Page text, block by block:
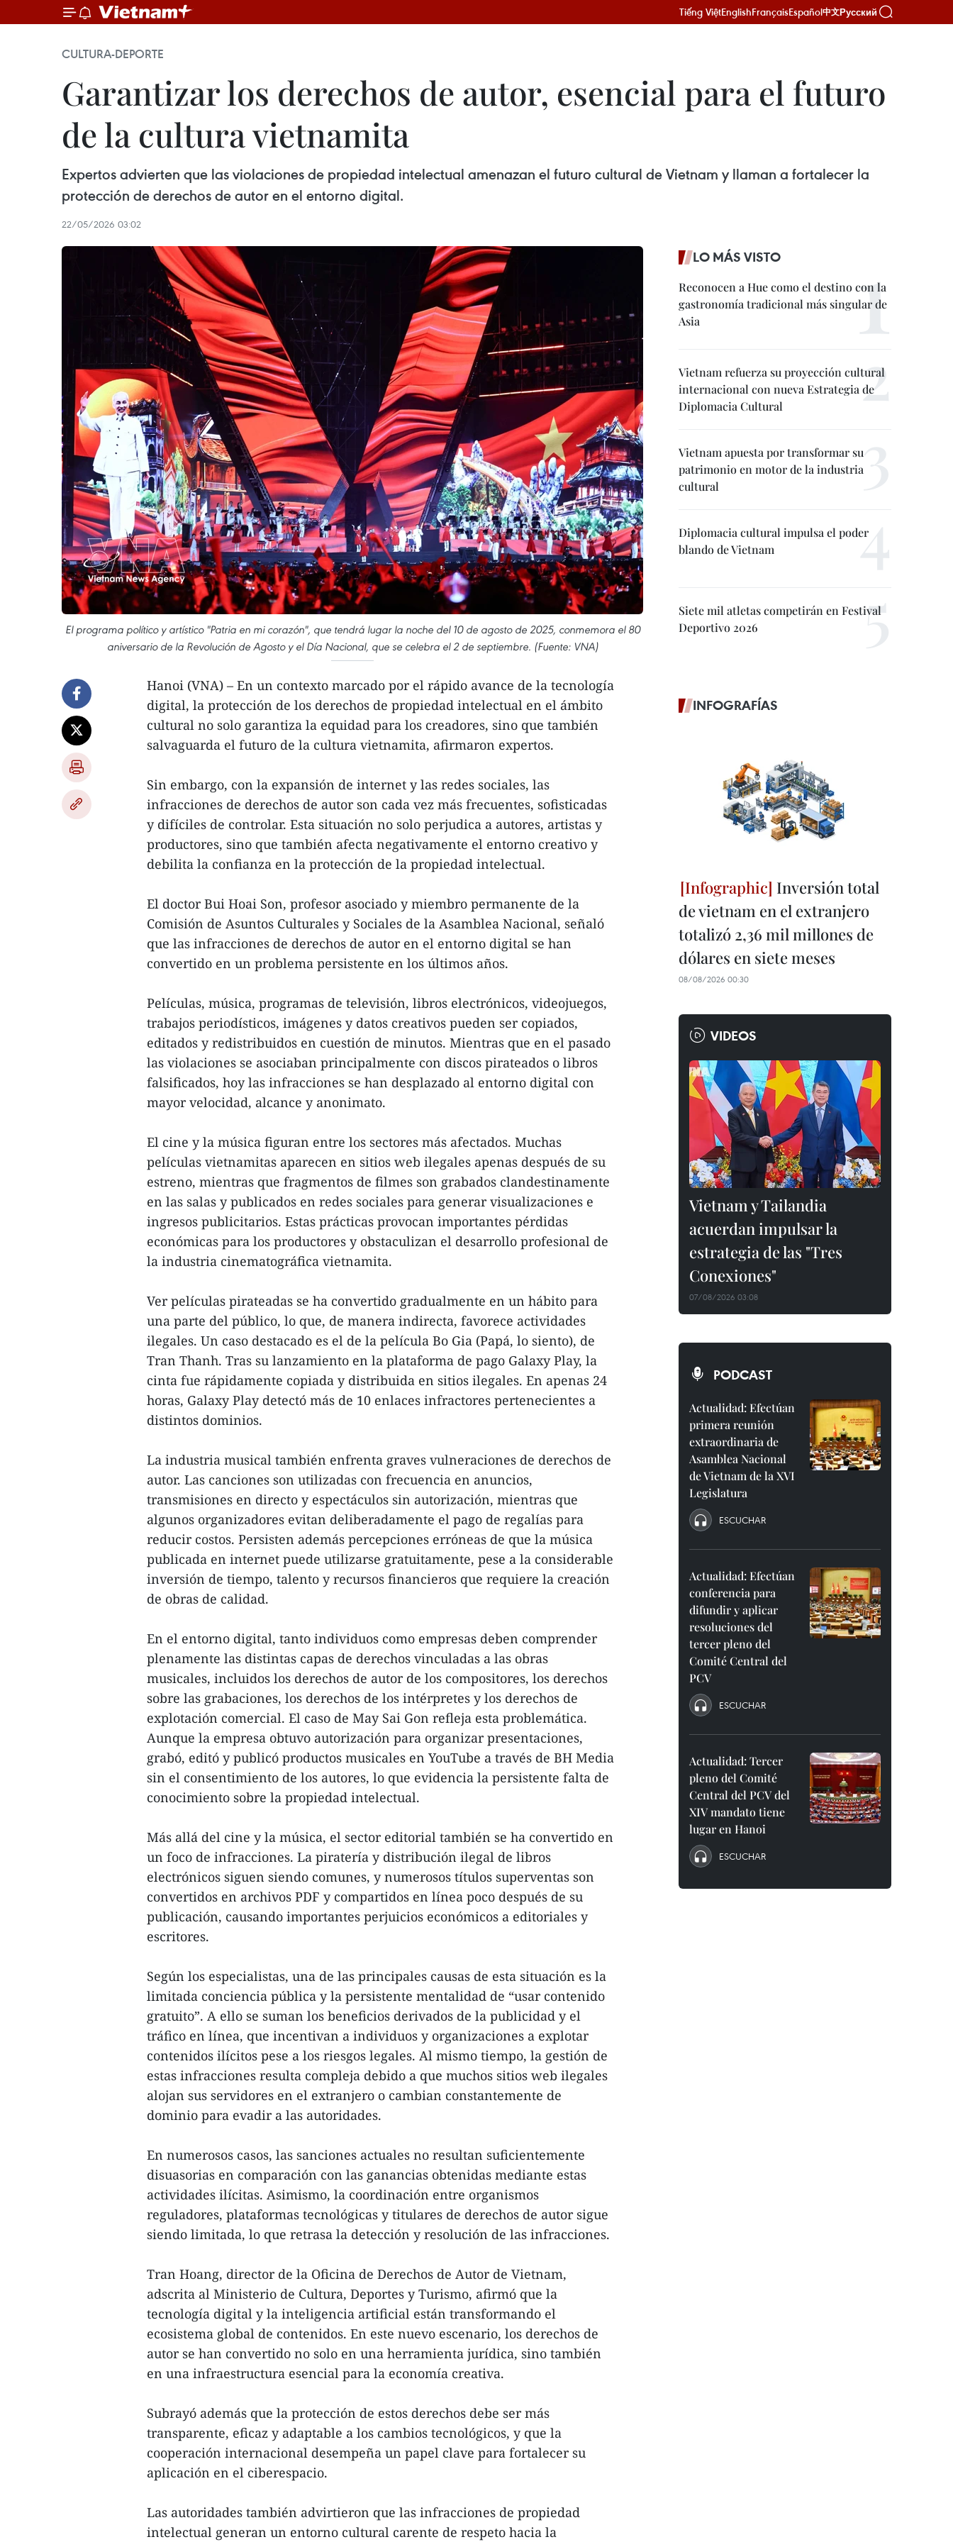
Tiếng ViệtEnglishFrançaisEspañol中文Русский
CULTURA-DEPORTE
Garantizar los derechos de autor, esencial para el futuro
de la cultura vietnamita
Expertos advierten que las violaciones de propiedad intelectual amenazan el futuro cultural de Vietnam y llaman a fortalecer la
protección de derechos de autor en el entorno digital.
22/05/2026 03:02
El programa político y artístico "Patria en mi corazón", que tendrá lugar la noche del 10 de agosto de 2025, conmemora el 80
aniversario de la Revolución de Agosto y el Día Nacional, que se celebra el 2 de septiembre. (Fuente: VNA)
Hanoi (VNA) – En un contexto marcado por el rápido avance de la tecnología
digital, la protección de los derechos de propiedad intelectual en el ámbito
cultural no solo garantiza la equidad para los creadores, sino que también
salvaguarda el futuro de la cultura vietnamita, afirmaron expertos.
Sin embargo, con la expansión de internet y las redes sociales, las
infracciones de derechos de autor son cada vez más frecuentes, sofisticadas
y difíciles de controlar. Esta situación no solo perjudica a autores, artistas y
productores, sino que también afecta negativamente el entorno creativo y
debilita la confianza en la protección de la propiedad intelectual.
El doctor Bui Hoai Son, profesor asociado y miembro permanente de la
Comisión de Asuntos Culturales y Sociales de la Asamblea Nacional, señaló
que las infracciones de derechos de autor en el entorno digital se han
convertido en un problema persistente en los últimos años.
Películas, música, programas de televisión, libros electrónicos, videojuegos,
trabajos periodísticos, imágenes y datos creativos pueden ser copiados,
editados y redistribuidos en cuestión de minutos. Mientras que en el pasado
las violaciones se asociaban principalmente con discos pirateados o libros
falsificados, hoy las infracciones se han desplazado al entorno digital con
mayor velocidad, alcance y anonimato.
El cine y la música figuran entre los sectores más afectados. Muchas
películas vietnamitas aparecen en sitios web ilegales apenas después de su
estreno, mientras que fragmentos de filmes son grabados clandestinamente
en las salas y publicados en redes sociales para generar visualizaciones e
ingresos publicitarios. Estas prácticas provocan importantes pérdidas
económicas para los productores y obstaculizan el desarrollo profesional de
la industria cinematográfica vietnamita.
Ver películas pirateadas se ha convertido gradualmente en un hábito para
una parte del público, lo que, de manera indirecta, favorece actividades
ilegales. Un caso destacado es el de la película Bo Gia (Papá, lo siento), de
Tran Thanh. Tras su lanzamiento en la plataforma de pago Galaxy Play, la
cinta fue rápidamente copiada y distribuida en sitios ilegales. En apenas 24
horas, Galaxy Play detectó más de 10 enlaces infractores pertenecientes a
distintos dominios.
La industria musical también enfrenta graves vulneraciones de derechos de
autor. Las canciones son utilizadas con frecuencia en anuncios,
transmisiones en directo y espectáculos sin autorización, mientras que
algunos organizadores evitan deliberadamente el pago de regalías para
reducir costos. Persisten además percepciones erróneas de que la música
publicada en internet puede utilizarse gratuitamente, pese a la considerable
inversión de tiempo, talento y recursos financieros que requiere la creación
de obras de calidad.
En el entorno digital, tanto individuos como empresas deben comprender
plenamente las distintas capas de derechos vinculadas a las obras
musicales, incluidos los derechos de autor de los compositores, los derechos
sobre las grabaciones, los derechos de los intérpretes y los derechos de
explotación comercial. El caso de May Sai Gon refleja esta problemática.
Aunque la empresa obtuvo autorización para organizar presentaciones,
grabó, editó y publicó productos musicales en YouTube a través de BH Media
sin el consentimiento de los autores, lo que evidencia la persistente falta de
conocimiento sobre la propiedad intelectual.
Más allá del cine y la música, el sector editorial también se ha convertido en
un foco de infracciones. La piratería y distribución ilegal de libros
electrónicos siguen siendo comunes, y numerosos títulos superventas son
convertidos en archivos PDF y compartidos en línea poco después de su
publicación, causando importantes perjuicios económicos a editoriales y
escritores.
Según los especialistas, una de las principales causas de esta situación es la
limitada conciencia pública y la persistente mentalidad de “usar contenido
gratuito”. A ello se suman los beneficios derivados de la publicidad y el
tráfico en línea, que incentivan a individuos y organizaciones a explotar
contenidos ilícitos pese a los riesgos legales. Al mismo tiempo, la gestión de
estas infracciones resulta compleja debido a que muchos sitios web ilegales
alojan sus servidores en el extranjero o cambian constantemente de
dominio para evadir a las autoridades.
En numerosos casos, las sanciones actuales no resultan suficientemente
disuasorias en comparación con las ganancias obtenidas mediante estas
actividades ilícitas. Asimismo, la coordinación entre organismos
reguladores, plataformas tecnológicas y titulares de derechos de autor sigue
siendo limitada, lo que retrasa la detección y resolución de las infracciones.
Tran Hoang, director de la Oficina de Derechos de Autor de Vietnam,
adscrita al Ministerio de Cultura, Deportes y Turismo, afirmó que la
tecnología digital y la inteligencia artificial están transformando el
ecosistema global de contenidos. En este nuevo escenario, los derechos de
autor se han convertido no solo en una herramienta jurídica, sino también
en una infraestructura esencial para la economía creativa.
Subrayó además que la protección de estos derechos debe ser más
transparente, eficaz y adaptable a los cambios tecnológicos, y que la
cooperación internacional desempeña un papel clave para fortalecer su
aplicación en el ciberespacio.
Las autoridades también advirtieron que las infracciones de propiedad
intelectual generan un entorno cultural carente de respeto hacia la
LO MÁS VISTO
Reconocen a Hue como el destino con la
gastronomía tradicional más singular de
Asia
Vietnam refuerza su proyección cultural
internacional con nueva Estrategia de
Diplomacia Cultural
Vietnam apuesta por transformar su
patrimonio en motor de la industria
cultural
Diplomacia cultural impulsa el poder
blando de Vietnam
Siete mil atletas competirán en Festival
Deportivo 2026
INFOGRAFÍAS
Inversión total
de vietnam en el extranjero
totalizó 2,36 mil millones de
dólares en siete meses
08/08/2026 00:30
VIDEOS
Vietnam y Tailandia
acuerdan impulsar la
estrategia de las "Tres
Conexiones"
07/08/2026 03:08
PODCAST
Actualidad: Efectúan
primera reunión
extraordinaria de
Asamblea Nacional
de Vietnam de la XVI
Legislatura
ESCUCHAR
Actualidad: Efectúan
conferencia para
difundir y aplicar
resoluciones del
tercer pleno del
Comité Central del
PCV
ESCUCHAR
Actualidad: Tercer
pleno del Comité
Central del PCV del
XIV mandato tiene
lugar en Hanoi
ESCUCHAR